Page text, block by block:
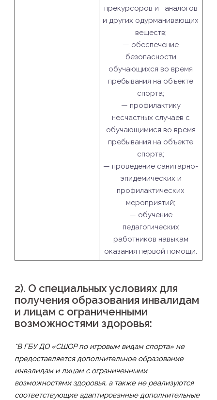
прекурсоров и аналогов
и других одурманивающих
веществ;
— обеспечение
безопасности
обучающихся во время
пребывания на объекте
спорта;
— профилактику
несчастных случаев с
обучающимися во время
пребывания на объекте
спорта;
— проведение санитарно-
эпидемических и
профилактических
мероприятий;
— обучение
педагогических
работников навыкам
оказания первой помощи.
2). О специальных условиях для
получения образования инвалидам
и лицам с ограниченными
возможностями здоровья:
*В ГБУ ДО «СШОР по игровым видам спорта» не
предоставляется дополнительное образование
инвалидам и лицам с ограниченными
возможностями здоровья, а также не реализуются
соответствующие адаптированные дополнительные